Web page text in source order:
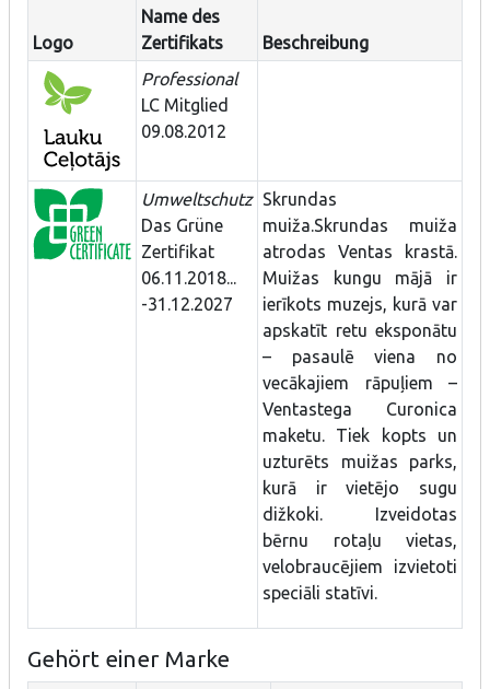
Logo
Name des
Zertifikats
Beschreibung
Professional
LC Mitglied
09.08.2012
Umweltschutz
Das Grüne
Zertifikat
06.11.2018...
-31.12.2027
Skrundas
muiža.Skrundas muiža
atrodas Ventas krastā.
Muižas kungu mājā ir
ierīkots muzejs, kurā var
apskatīt retu eksponātu
– pasaulē viena no
vecākajiem rāpuļiem –
Ventastega Curonica
maketu. Tiek kopts un
uzturēts muižas parks,
kurā ir vietējo sugu
dižkoki. Izveidotas
bērnu rotaļu vietas,
velobraucējiem izvietoti
speciāli statīvi.
Gehört einer Marke